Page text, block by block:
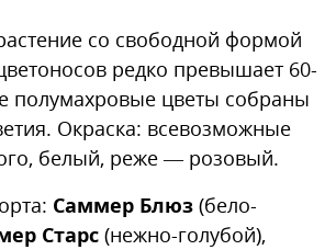
со свободной формой
редко превышает 60-
полумахровые цветы собраны
Окраска: всевозможные
белый, реже — розовый.
Саммер Блюз (бело-
Старс (нежно-голубой),